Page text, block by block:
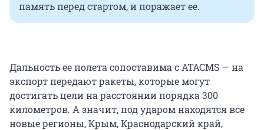
память перед стартом, и поражает ее.
Дальность ее полета сопоставима с ATACMS — на
экспорт передают ракеты, которые могут
достигать цели на расстоянии порядка 300
километров. А значит, под ударом находятся все
новые регионы, Крым, Краснодарский край,